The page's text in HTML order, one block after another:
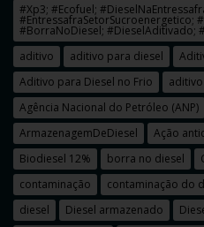
#Xp3; #Ecofuel;
#EntressafraSetorSucroenergetico;
#BorraNoDiesel; #DieselAditivado;
aditivo
aditivo para diesel
Aditivo para Diesel no Frio
Agência Nacional do Petróleo (ANP)
ArmazenagemDeDiesel
Ação
Biodiesel 12%
borra no diesel
contaminação
contaminação do
diesel
Diesel armazenado